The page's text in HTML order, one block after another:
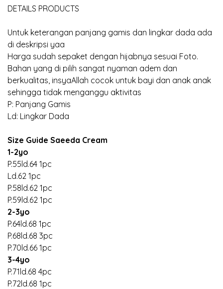
DETAILS PRODUCTS
Untuk keterangan panjang gamis dan lingkar dada ada
di deskripsi yaa
Harga sudah sepaket dengan hijabnya sesuai Foto.
Bahan yang di pilih sangat nyaman adem dan
berkualitas, insyaAllah cocok untuk bayi dan anak anak
sehingga tidak menganggu aktivitas
P: Panjang Gamis
Ld: Lingkar Dada
Size Guide Saeeda Cream
1-2yo
P.55ld.64 1pc
Ld.62 1pc
P.58ld.62 1pc
P.59ld.62 1pc
2-3yo
P.64ld.68 1pc
P.68ld.68 3pc
P.70ld.66 1pc
3-4yo
P.71ld.68 4pc
P.72ld.68 1pc